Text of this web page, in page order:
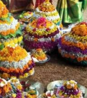
గురించి
pm